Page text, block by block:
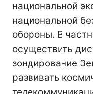
национальной
национальной
обороны. В
осуществить
зондирование
развивать